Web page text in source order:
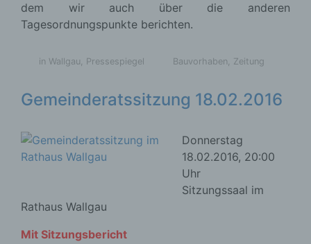
dem wir auch über die anderen
Tagesordnungspunkte berichten.
in Wallgau, Pressespiegel Bauvorhaben, Zeitung
Gemeinderatssitzung 18.02.2016
Donnerstag
18.02.2016, 20:00
Uhr
Sitzungssaal im
Rathaus Wallgau
Mit Sitzungsbericht
Name und Anschrift des für die Verarbeitung
Verantwortlichen
Verantwortlicher im Sinne der Datenschutz-
der Europäischen Union geltenden
Datenschutzgesetze und anderer Bestimmungen
Nicht kommerzielle Homepage Woiga.de
Karwendelstraße 9
82499 Wallgau